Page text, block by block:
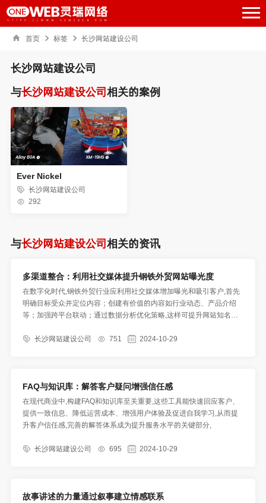
首页 标签 长沙网站建设公司
长沙网站建设公司
与长沙网站建设公司相关的案例
Ever Nickel
长沙网站建设公司
292
与长沙网站建设公司相关的资讯
多渠道整合：利用社交媒体提升钢铁外贸网站曝光度
在数字化时代,钢铁外贸行业应利用社交媒体增加曝光和吸引客户,首先
明确目标受众并定位内容；创建有价值的内容如行业动态、产品介绍
等；加强跨平台联动；通过数据分析优化策略,这样可提升网站知名度,
长沙网站建设公司
751 2024-10-29
FAQ与知识库：解答客户疑问增强信任感
在现代商业中,构建FAQ和知识库至关重要,这些工具能快速回应客户、
提供一致信息、降低运营成本、增强用户体验及促进自我学习,从而提
升客户信任感,完善的解答体系成为提升服务水平的关键部分,
长沙网站建设公司 695 2024-10-29
故事讲述的力量通过叙事建立情感联系